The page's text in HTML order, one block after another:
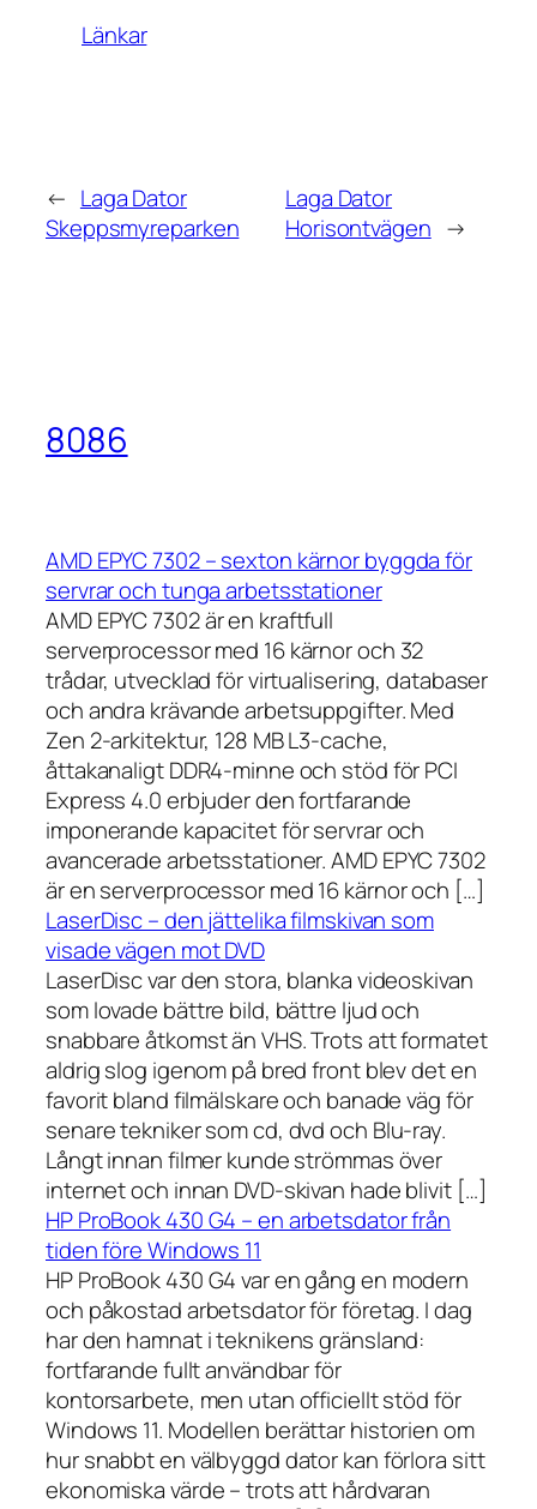
Länkar
← Laga Dator
Skeppsmyreparken
Laga Dator
Horisontvägen →
8086
AMD EPYC 7302 – sexton kärnor byggda för
servrar och tunga arbetsstationer
AMD EPYC 7302 är en kraftfull
serverprocessor med 16 kärnor och 32
trådar, utvecklad för virtualisering, databaser
och andra krävande arbetsuppgifter. Med
Zen 2-arkitektur, 128 MB L3-cache,
åttakanaligt DDR4-minne och stöd för PCI
Express 4.0 erbjuder den fortfarande
imponerande kapacitet för servrar och
avancerade arbetsstationer. AMD EPYC 7302
är en serverprocessor med 16 kärnor och […]
LaserDisc – den jättelika filmskivan som
visade vägen mot DVD
LaserDisc var den stora, blanka videoskivan
som lovade bättre bild, bättre ljud och
snabbare åtkomst än VHS. Trots att formatet
aldrig slog igenom på bred front blev det en
favorit bland filmälskare och banade väg för
senare tekniker som cd, dvd och Blu-ray.
Långt innan filmer kunde strömmas över
internet och innan DVD-skivan hade blivit […]
HP ProBook 430 G4 – en arbetsdator från
tiden före Windows 11
HP ProBook 430 G4 var en gång en modern
och påkostad arbetsdator för företag. I dag
har den hamnat i teknikens gränsland:
fortfarande fullt användbar för
kontorsarbete, men utan officiellt stöd för
Windows 11. Modellen berättar historien om
hur snabbt en välbyggd dator kan förlora sitt
ekonomiska värde – trots att hårdvaran